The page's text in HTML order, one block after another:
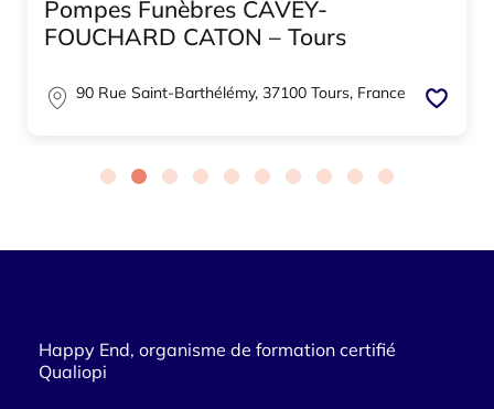
Pompes Funèbres CAVEY-
FOUCHARD CATON – Tours
90 Rue Saint-Barthélémy, 37100 Tours, France
Happy End, organisme de formation certifié
Qualiopi